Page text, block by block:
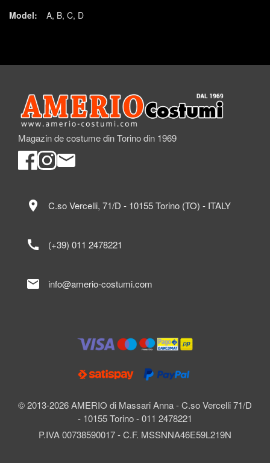
Model: A B C D
Magazin de costume din Torino din 1969
© 2013-2026 AMERIO di Massari Anna - C.so Vercelli 71/D
- 10155 Torino - 011 2478221
P.IVA 00738590017 - C.F. MSSNNA46E59L219N
location_on C.so Vercelli, 71/D - 10155 Torino (TO) - ITALY
call (+39) 011 2478221
mail info@amerio-costumi.com